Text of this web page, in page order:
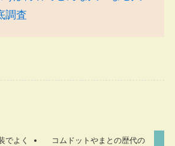
調査
でよく
コムドットやまとの歴代の